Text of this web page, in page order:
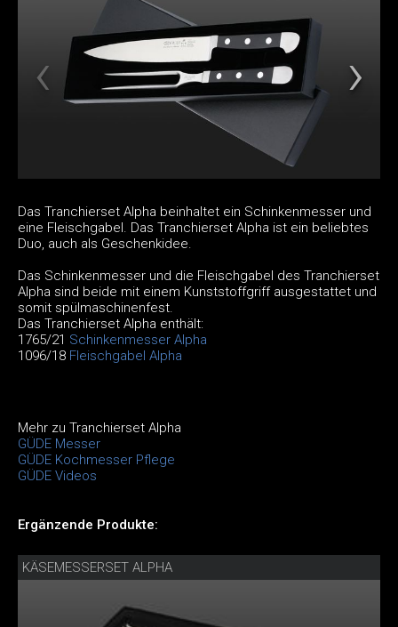
Das Tranchierset Alpha beinhaltet ein Schinkenmesser und
eine Fleischgabel. Das Tranchierset Alpha ist ein beliebtes
Duo, auch als Geschenkidee.
Das Schinkenmesser und die Fleischgabel des Tranchierset
Alpha sind beide mit einem Kunststoffgriff ausgestattet und
somit spülmaschinenfest.
Das Tranchierset Alpha enthält:
1765/21 Schinkenmesser Alpha
1096/18 Fleischgabel Alpha
Mehr zu Tranchierset Alpha
GÜDE Messer
GÜDE Kochmesser Pflege
GÜDE Videos
Ergänzende Produkte:
KÄSEMESSERSET ALPHA